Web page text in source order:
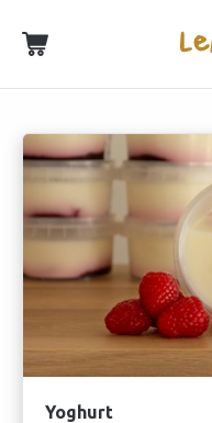
Yoghurt